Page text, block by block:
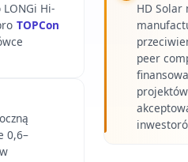
Hi-
TOPCon
0,6–
HD Solar
peer